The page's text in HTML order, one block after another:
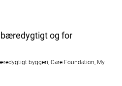
og for
byggeri, Care Foundation, My